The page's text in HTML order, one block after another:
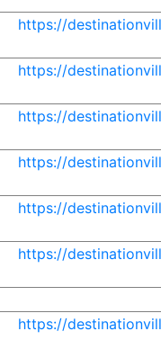
https://
https://
https://
https://
https://
https://
https://